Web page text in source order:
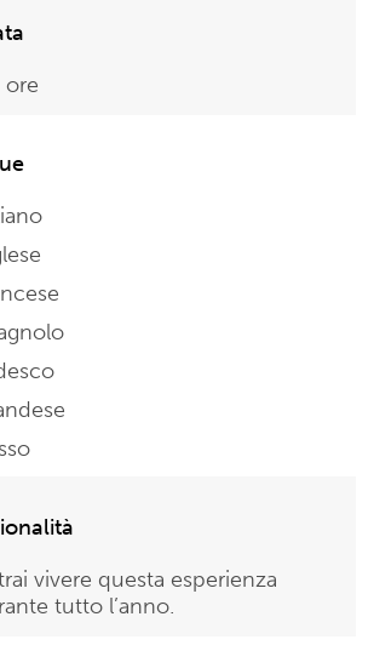
ore
vivere questa esperienza
tutto l’anno.